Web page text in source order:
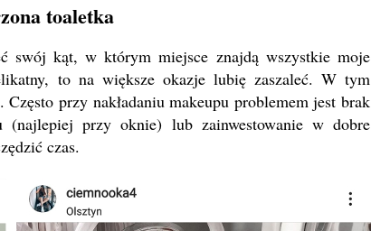
toaletka
swój kąt, w którym miejsce znajdą wszystkie moje
to na większe okazje lubię zaszaleć. W tym
przy nakładaniu makeupu problemem jest brak
(najlepiej przy oknie) lub zainwestowanie w dobre
czas.